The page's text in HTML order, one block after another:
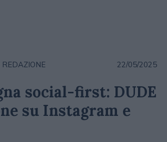
REDAZIONE 22/05/2025
social-first: DUDE
su Instagram e